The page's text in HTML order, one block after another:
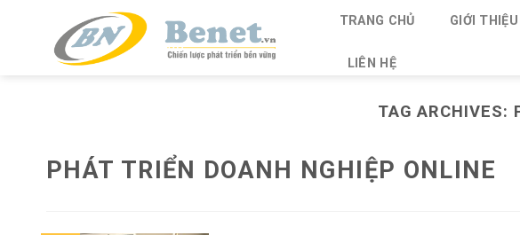
TRANG CHỦ GIỚI THIỆU
LIÊN HỆ
TAG ARCHIVES:
PHÁT TRIỂN DOANH NGHIỆP ONLINE